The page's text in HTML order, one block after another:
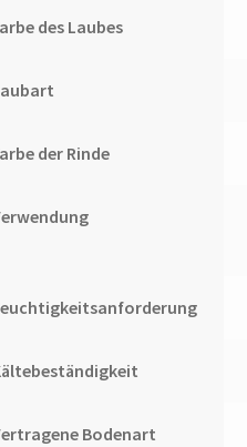
des Laubes
der Rinde
Bodenart